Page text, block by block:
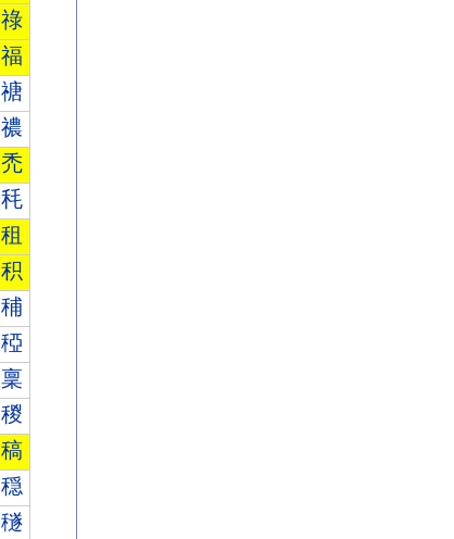
祿
福
禟
禯
禿
秏
租
积
秿
稏
稟
稯
稿
穏
穟